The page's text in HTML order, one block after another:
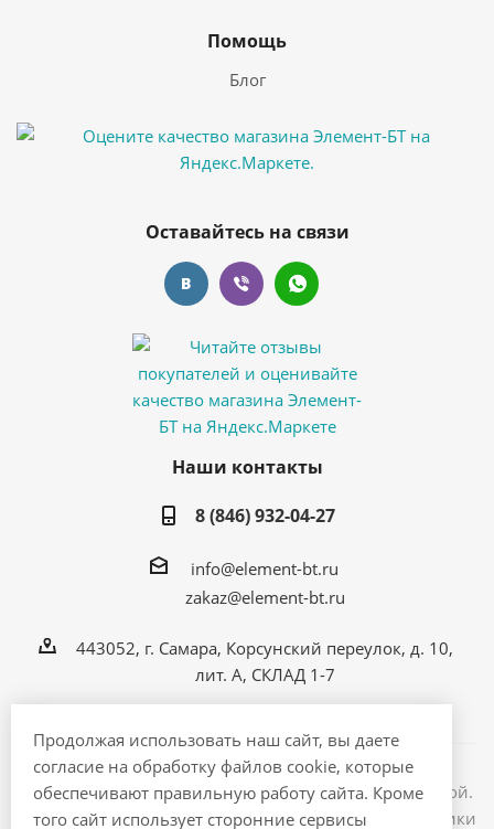
Продолжая использовать наш сайт, вы даете
согласие на обработку файлов cookie, которые
обеспечивают правильную работу сайта. Кроме
того сайт использует сторонние сервисы
Помощь
Блог
Оставайтесь на связи
Наши контакты
8 (846) 932-04-27
info@element-bt.ru
zakaz@element-bt.ru
443052, г. Самара, Корсунский переулок, д. 10,
лит. А, СКЛАД 1-7
Информация на сайте не является публичной офертой.
2026 © ЭлементБТ - интернет магазин бытовой техники